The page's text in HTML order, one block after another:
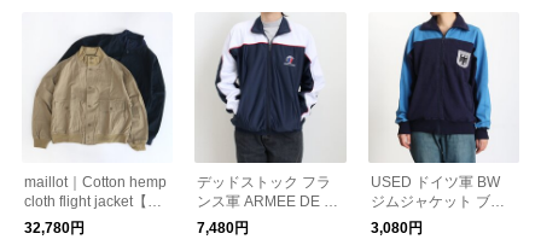
maillot｜Cotton hemp
cloth flight jacket【全2
色】/ブルゾン フライ
トジャケット
32,780円
デッドストック フラ
ンス軍 ARMEE DE TE
RRE トレーニンジャ
ケット/ミリタリー
7,480円
USED ドイツ軍 BW
ジムジャケット ブル
ー/ミリタリー トラッ
クジャケット
3,080円